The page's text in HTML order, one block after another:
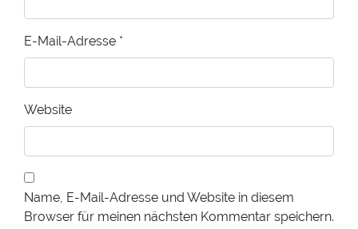
E-Mail-Adresse *
Website
Name, E-Mail-Adresse und Website in diesem
Browser für meinen nächsten Kommentar speichern.